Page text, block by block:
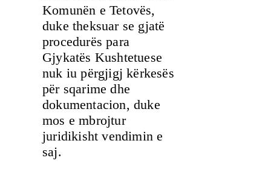
Komunën e Tetovës,
duke theksuar se gjatë
procedurës para
Gjykatës Kushtetuese
nuk iu përgjigj kërkesës
për sqarime dhe
dokumentacion, duke
mos e mbrojtur
juridikisht vendimin e
saj.